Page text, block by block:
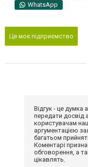
WhatsApp
Це моє підприємство
Відгук - це думка
передати досвід
користувачам
аргументацією
багатьом
Коментарі
обговорення, а
цікавлять.